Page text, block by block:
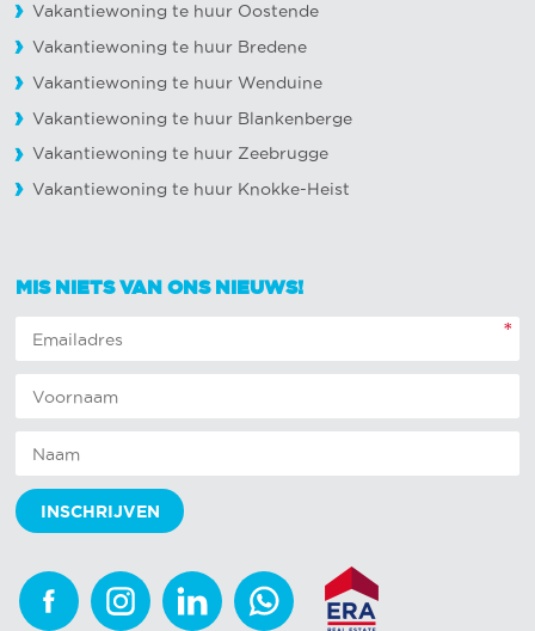
Vakantiewoning te huur Oostende
Vakantiewoning te huur Bredene
Vakantiewoning te huur Wenduine
Vakantiewoning te huur Blankenberge
Vakantiewoning te huur Zeebrugge
Vakantiewoning te huur Knokke-Heist
MIS NIETS VAN ONS NIEUWS!
*